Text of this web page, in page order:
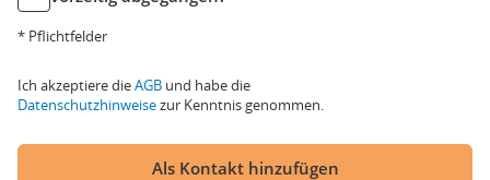
* Pflichtfelder
Ich akzeptiere dieAGB und habe die
Datenschutzhinweisezur Kenntnis genommen.
Als Kontakt hinzufügen